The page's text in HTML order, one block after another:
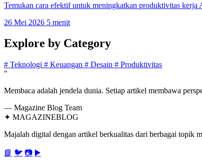
Temukan cara efektif untuk meningkatkan produktivitas kerja
26 Mei 2026 5 menit
Explore by Category
# Teknologi # Keuangan # Desain # Produktivitas
"
Membaca adalah jendela dunia. Setiap artikel membawa
— Magazine Blog Team
✦ MAGAZINEBLOG
Majalah digital dengan artikel berkualitas dari berbagai topik
📘 🐦 📷 ▶️